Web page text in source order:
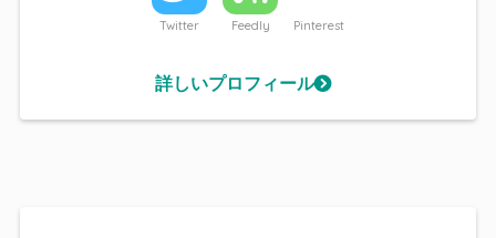
Twitter Feedly Pinterest
詳しいプロフィール